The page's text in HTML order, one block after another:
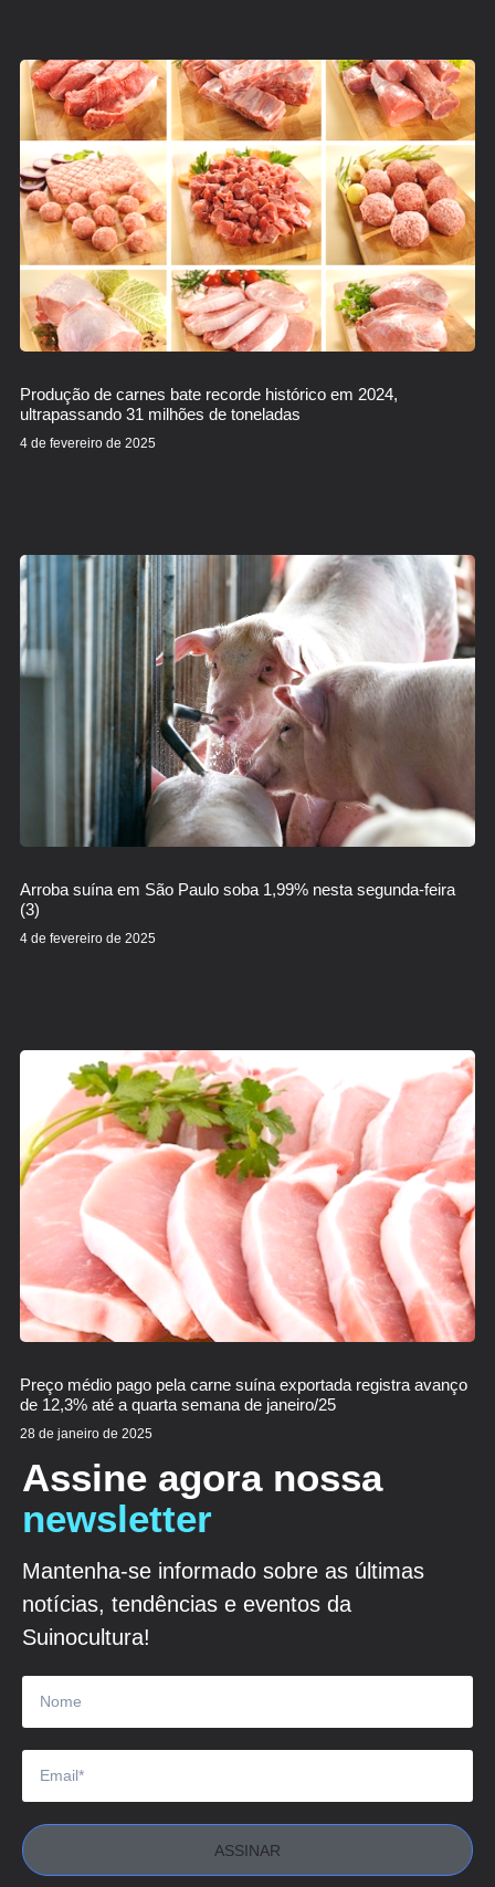
Produção de carnes bate recorde histórico em 2024,
ultrapassando 31 milhões de toneladas
4 de fevereiro de 2025
Arroba suína em São Paulo soba 1,99% nesta segunda-feira
(3)
4 de fevereiro de 2025
Preço médio pago pela carne suína exportada registra avanço
de 12,3% até a quarta semana de janeiro/25
28 de janeiro de 2025
Assine agora nossa
newsletter
Mantenha-se informado sobre as últimas
notícias, tendências e eventos da
Suinocultura!
ASSINAR